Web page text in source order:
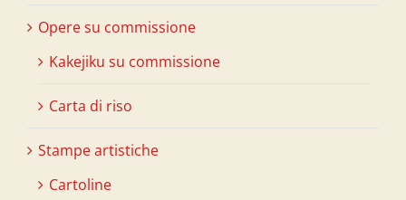
Opere su commissione
Kakejiku su commissione
Carta di riso
Stampe artistiche
Cartoline